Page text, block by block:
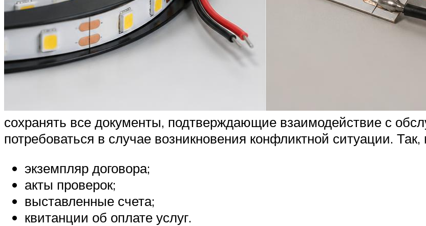
сохранять все документы, подтверждающие взаимодействие с
потребоваться в случае возникновения конфликтной ситуации. Так,
экземпляр договора;
акты проверок;
выставленные счета;
квитанции об оплате услуг.